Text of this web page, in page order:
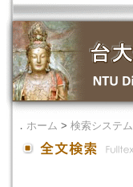
． ホーム > 検索システム